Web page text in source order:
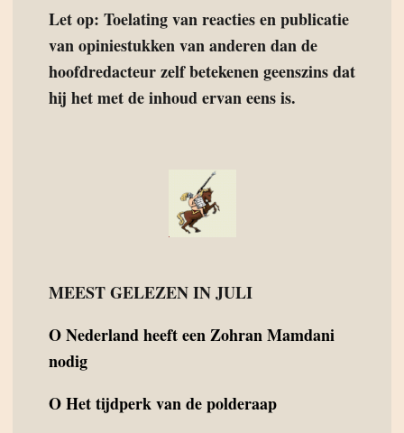
Let op: Toelating van reacties en publicatie
van opiniestukken van anderen dan de
hoofdredacteur zelf betekenen geenszins dat
hij het met de inhoud ervan eens is.
MEEST GELEZEN IN JULI
ONederland heeft een Zohran Mamdani
nodig
OHet tijdperk van de polderaap